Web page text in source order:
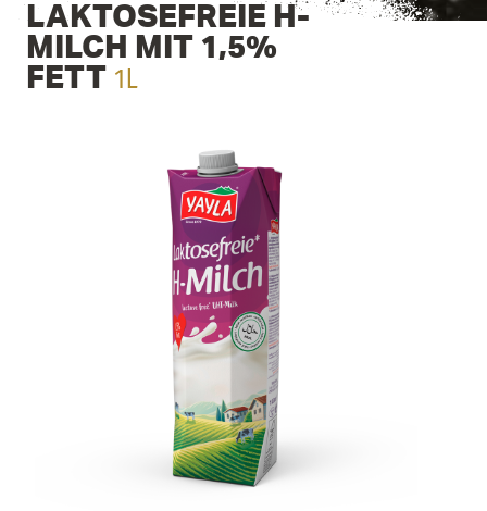
LAKTOSEFREIE H-
MILCH MIT 1,5%
FETT 1L